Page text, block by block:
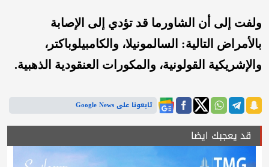
ولفت إلى أن الشاورما قد تؤدي إلى الإصابة
بالأمراض التالية: السالمونيلا، والكامبيلوباكتر،
والإشريكية القولونية، والمكورات العنقودية الذهبية.
تابعونا على Google News
قد يعجبك ايضا